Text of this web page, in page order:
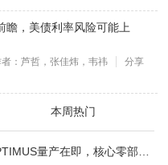
瞻，美债利率风险可能上
者：芦哲，张佳炜，韦祎
分享
本周热门